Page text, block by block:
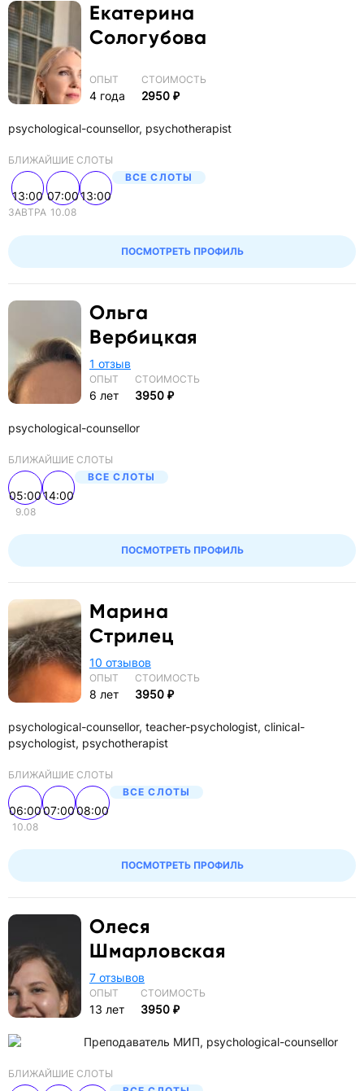
Екатерина
Сологубова
psychological-counsellor, psychotherapist
ОПЫТ
4 года
СТОИМОСТЬ
2950 ₽
БЛИЖАЙШИЕ СЛОТЫ
13:00
ЗАВТРА
07:00
10.08
13:00
ВСЕ СЛОТЫ
ПОСМОТРЕТЬ ПРОФИЛЬ
Ольга
Вербицкая
psychological-counsellor
1 отзыв
ОПЫТ
6 лет
СТОИМОСТЬ
3950 ₽
БЛИЖАЙШИЕ СЛОТЫ
05:00
9.08
14:00
ВСЕ СЛОТЫ
ПОСМОТРЕТЬ ПРОФИЛЬ
Марина
Стрилец
psychological-counsellor, teacher-psychologist, clinical-
psychologist, psychotherapist
10 отзывов
ОПЫТ
8 лет
СТОИМОСТЬ
3950 ₽
БЛИЖАЙШИЕ СЛОТЫ
06:00
10.08
07:0008:00
ВСЕ СЛОТЫ
ПОСМОТРЕТЬ ПРОФИЛЬ
Олеся
Шмарловская
Преподаватель МИП, psychological-counsellor
7 отзывов
ОПЫТ
13 лет
СТОИМОСТЬ
3950 ₽
БЛИЖАЙШИЕ СЛОТЫ